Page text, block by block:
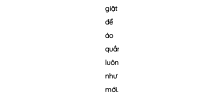
giặt
để
áo
quần
luôn
như
mới.